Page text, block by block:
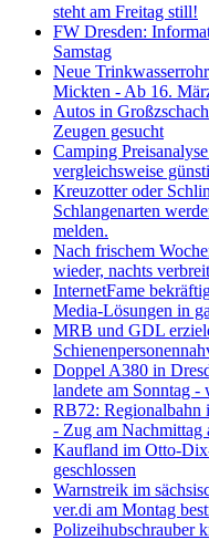
steht am Freitag still!
FW Dresden:
Samstag
Neue
Mickten - Ab 16.
Autos in
Zeugen gesucht
Camping
vergleichsweise
Kreuzotter oder
Schlangenarten
melden.
Nach frischem
wieder, nachts
InternetFame
Media-Lösungen in
MRB und GDL
Doppel A380 in
landete am Sonntag -
RB72: Regionalbahn
- Zug am Nachmittag
Kaufland im Otto-
geschlossen
Warnstreik im
ver.di am Montag
Polizeihubschrauber